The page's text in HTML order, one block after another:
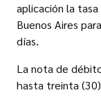
aplicación la
Buenos Aires
días.
La nota de
hasta treinta